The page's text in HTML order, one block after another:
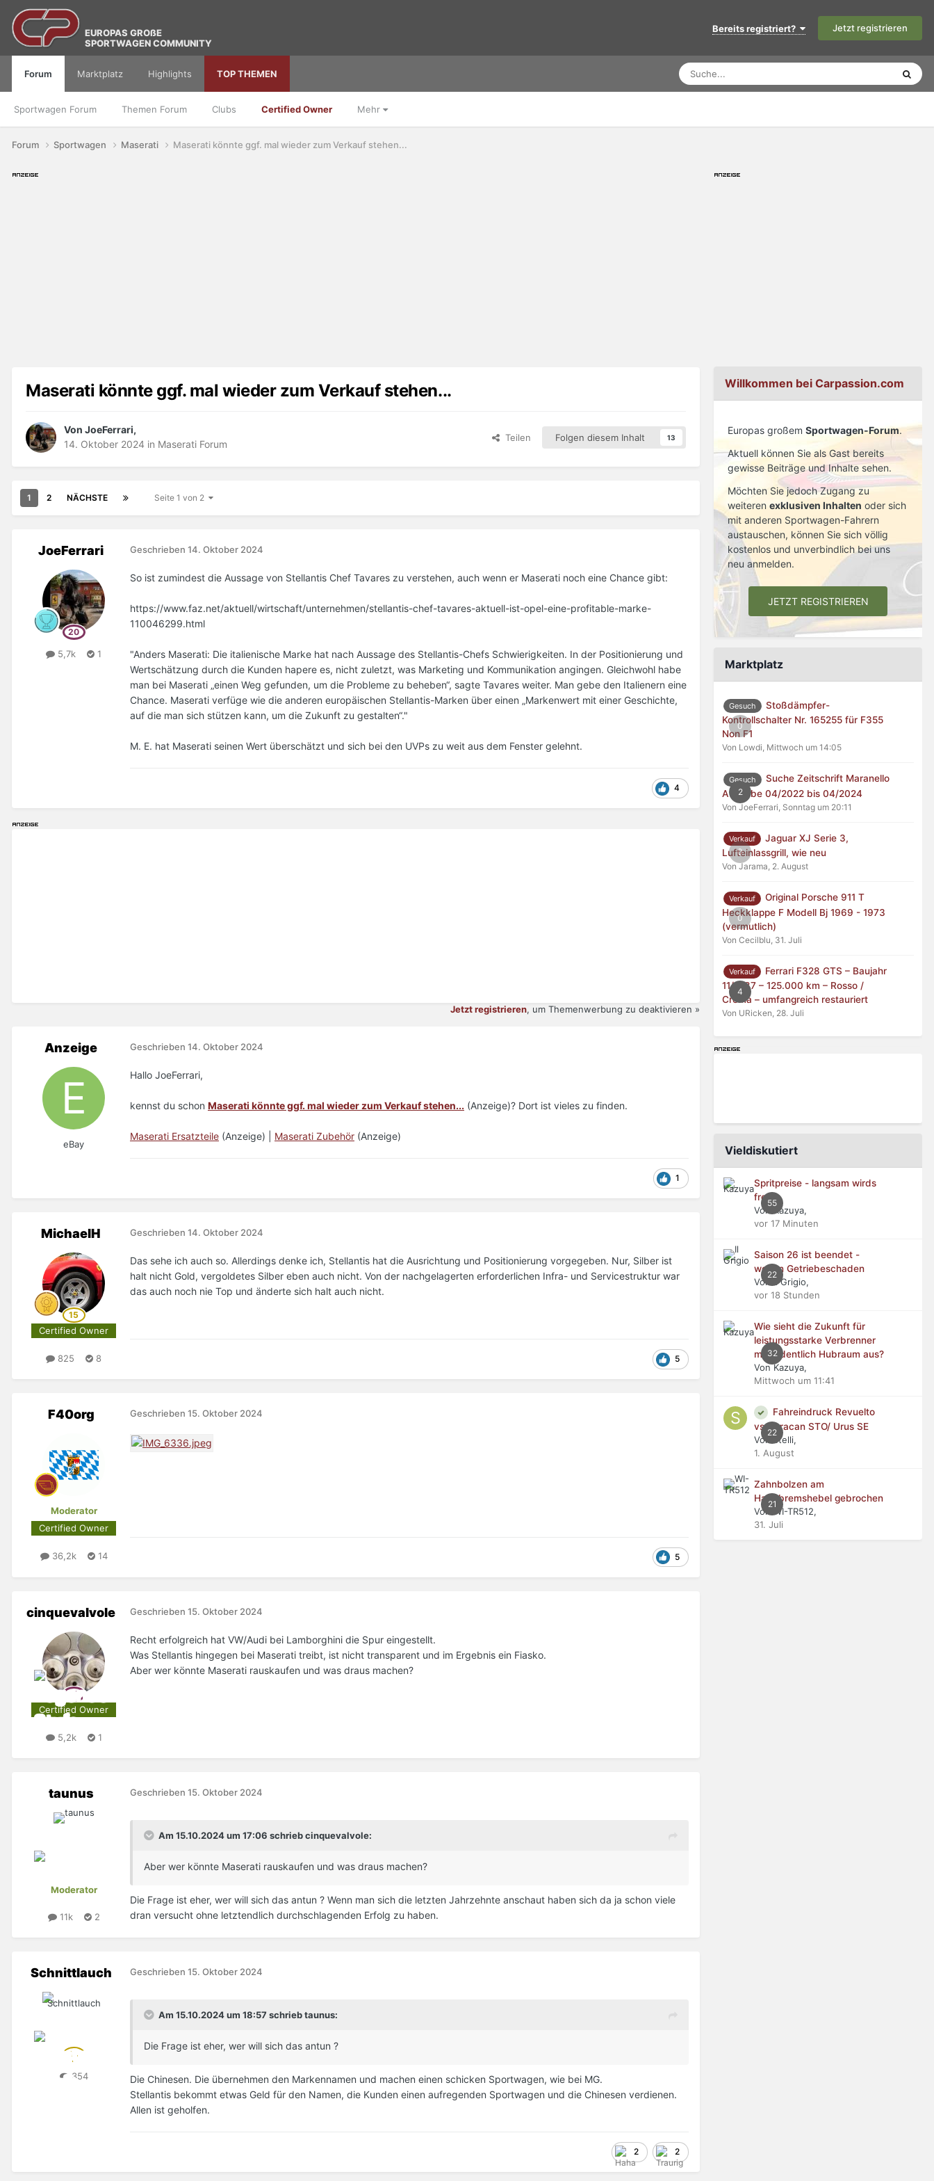
EUROPAS GROßE
SPORTWAGEN COMMUNITY
Bereits registriert? Jetzt registrieren
Forum
Sportwagen Forum Themen Forum Clubs Certified Owner Mehr
Marktplatz Highlights TOP THEMEN
Forum Sportwagen Maserati Maserati könnte ggf. mal wieder zum Verkauf stehen...
Maserati könnte ggf. mal wieder zum Verkauf stehen...
Von JoeFerrari,
14. Oktober 2024 in Maserati Forum
Teilen Folgen diesem Inhalt 13
1 2 NÄCHSTE Seite 1 von 2
JoeFerrari
5,7k 1
Geschrieben 14. Oktober 2024
So ist zumindest die Aussage von Stellantis Chef Tavares zu verstehen, auch wenn er Maserati noch eine Chance gibt:
https://www.faz.net/aktuell/wirtschaft/unternehmen/stellantis-chef-tavares-aktuell-ist-opel-eine-profitable-marke-
110046299.html
"Anders Maserati: Die italienische Marke hat nach Aussage des Stellantis-Chefs Schwierigkeiten. In der Positionierung und
Wertschätzung durch die Kunden hapere es, nicht zuletzt, was Marketing und Kommunikation angingen. Gleichwohl habe
man bei Maserati „einen Weg gefunden, um die Probleme zu beheben“, sagte Tavares weiter. Man gebe den Italienern eine
Chance. Maserati verfüge wie die anderen europäischen Stellantis-Marken über einen „Markenwert mit einer Geschichte,
auf die man sich stützen kann, um die Zukunft zu gestalten“."
M. E. hat Maserati seinen Wert überschätzt und sich bei den UVPs zu weit aus dem Fenster gelehnt.
4
Jetzt registrieren, um Themenwerbung zu deaktivieren »
Anzeige
eBay
Geschrieben 14. Oktober 2024
Hallo JoeFerrari,
kennst du schon Maserati könnte ggf. mal wieder zum Verkauf stehen... (Anzeige)? Dort ist vieles zu finden.
Maserati Ersatzteile (Anzeige) | Maserati Zubehör (Anzeige)
1
MichaelH
Certified Owner
825 8
Geschrieben 14. Oktober 2024
Das sehe ich auch so. Allerdings denke ich, Stellantis hat die Ausrichtung und Positionierung vorgegeben. Nur, Silber ist
halt nicht Gold, vergoldetes Silber eben auch nicht. Von der nachgelagerten erforderlichen Infra- und Servicestruktur war
das auch noch nie Top und änderte sich halt auch nicht.
5
F40org
Moderator
Certified Owner
36,2k 14
Geschrieben 15. Oktober 2024
5
cinquevalvole
Certified Owner
5,2k 1
Geschrieben 15. Oktober 2024
Recht erfolgreich hat VW/Audi bei Lamborghini die Spur eingestellt.
Was Stellantis hingegen bei Maserati treibt, ist nicht transparent und im Ergebnis ein Fiasko.
Aber wer könnte Maserati rauskaufen und was draus machen?
taunus
Moderator
11k 2
Geschrieben 15. Oktober 2024
Am 15.10.2024 um 17:06 schrieb cinquevalvole:
Aber wer könnte Maserati rauskaufen und was draus machen?
Die Frage ist eher, wer will sich das antun ? Wenn man sich die letzten Jahrzehnte anschaut haben sich da ja schon viele
dran versucht ohne letztendlich durchschlagenden Erfolg zu haben.
Schnittlauch
354
Geschrieben 15. Oktober 2024
Am 15.10.2024 um 18:57 schrieb taunus:
Die Frage ist eher, wer will sich das antun ?
Die Chinesen. Die übernehmen den Markennamen und machen einen schicken Sportwagen, wie bei MG.
Stellantis bekommt etwas Geld für den Namen, die Kunden einen aufregenden Sportwagen und die Chinesen verdienen.
Allen ist geholfen.
2 2
Willkommen bei Carpassion.com
Europas großem Sportwagen-Forum.
Aktuell können Sie als Gast bereits
gewisse Beiträge und Inhalte sehen.
Möchten Sie jedoch Zugang zu
weiteren exklusiven Inhalten oder sich
mit anderen Sportwagen-Fahrern
austauschen, können Sie sich völlig
kostenlos und unverbindlich bei uns
neu anmelden.
JETZT REGISTRIEREN
Marktplatz
0
Gesuch
Stoßdämpfer-
Kontrollschalter Nr. 165255 für F355
Non F1
Von Lowdi, Mittwoch um 14:05
2
Gesuch
Suche Zeitschrift Maranello
Ausgabe 04/2022 bis 04/2024
Von JoeFerrari, Sonntag um 20:11
0
Verkauf
Jaguar XJ Serie 3,
Lufteinlassgrill, wie neu
Von Jarama, 2. August
0
Verkauf
Original Porsche 911 T
Heckklappe F Modell Bj 1969 - 1973
(vermutlich)
Von Cecilblu, 31. Juli
4
Verkauf
Ferrari F328 GTS – Baujahr
11/1987 – 125.000 km – Rosso /
Crema – umfangreich restauriert
Von URicken, 28. Juli
Vieldiskutiert
55
Spritpreise - langsam wirds
frech
Von Kazuya,
vor 17 Minuten
22
Saison 26 ist beendet -
wegen Getriebeschaden
Von Il Grigio,
vor 18 Stunden
32
Wie sieht die Zukunft für
leistungsstarke Verbrenner
mit ordentlich Hubraum aus?
Von Kazuya,
Mittwoch um 11:41
22
Fahreindruck Revuelto
vs Huracan STO/ Urus SE
Von stelli,
1. August
21
Zahnbolzen am
Handbremshebel gebrochen
Von WI-TR512,
31. Juli